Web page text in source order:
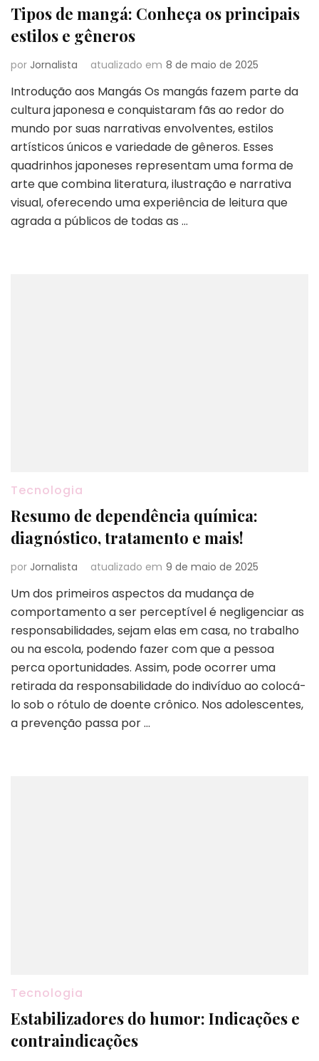
Tipos de mangá: Conheça os principais
estilos e gêneros
por Jornalista atualizado em 8 de maio de 2025
Introdução aos Mangás Os mangás fazem parte da
cultura japonesa e conquistaram fãs ao redor do
mundo por suas narrativas envolventes, estilos
artísticos únicos e variedade de gêneros. Esses
quadrinhos japoneses representam uma forma de
arte que combina literatura, ilustração e narrativa
visual, oferecendo uma experiência de leitura que
agrada a públicos de todas as …
Tecnologia
Resumo de dependência química:
diagnóstico, tratamento e mais!
por Jornalista atualizado em 9 de maio de 2025
Um dos primeiros aspectos da mudança de
comportamento a ser perceptível é negligenciar as
responsabilidades, sejam elas em casa, no trabalho
ou na escola, podendo fazer com que a pessoa
perca oportunidades. Assim, pode ocorrer uma
retirada da responsabilidade do indivíduo ao colocá-
lo sob o rótulo de doente crônico. Nos adolescentes,
a prevenção passa por …
Tecnologia
Estabilizadores do humor: Indicações e
contraindicações